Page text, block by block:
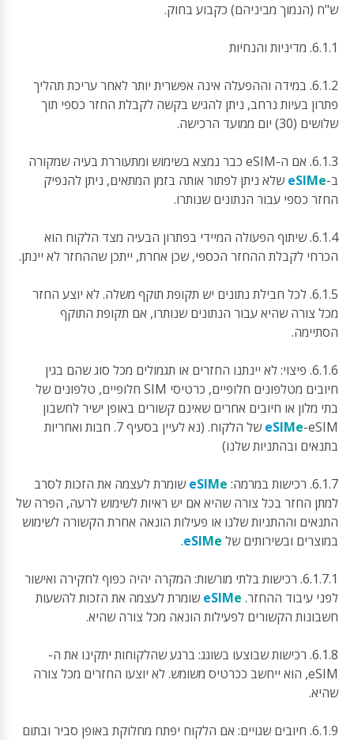
ש"ח (הנמוך מביניהם) כקבוע בחוק.
6.1.1. מדיניות והנחיות
6.1.2. במידה וההפעלה אינה אפשרית יותר לאחר עריכת תהליך
פתרון בעיות נרחב, ניתן להגיש בקשה לקבלת החזר כספי תוך
שלושים (30) יום ממועד הרכישה.
6.1.3. אם ה-eSIM כבר נמצא בשימוש ומתעוררת בעיה שמקורה
ב-eSIMe שלא ניתן לפתור אותה בזמן המתאים, ניתן להנפיק
החזר כספי עבור הנתונים שנותרו.
6.1.4. שיתוף הפעולה המיידי בפתרון הבעיה מצד הלקוח הוא
הכרחי לקבלת ההחזר הכספי, שכן אחרת, ייתכן שההחזר לא יינתן.
6.1.5. לכל חבילת נתונים יש תקופת תוקף משלה. לא יוצע החזר
מכל צורה שהיא עבור הנתונים שנותרו, אם תקופת התוקף
הסתיימה.
6.1.6. פיצוי: לא יינתנו החזרים או תגמולים מכל סוג שהם בגין
חיובים מטלפונים חלופיים, כרטיסי SIM חלופיים, טלפונים של
בתי מלון או חיובים אחרים שאינם קשורים באופן ישיר לחשבון
eSIMe
-eSIM של הלקוח. (נא לעיין בסעיף 7. חבות ואחריות
בתנאים ובהתניות שלנו)
6.1.7. רכישות במרמה: eSIMe שומרת לעצמה את הזכות לסרב
למתן החזר בכל צורה שהיא אם יש ראיות לשימוש לרעה, הפרה של
התנאים וההתניות שלנו או פעילות הונאה אחרת הקשורה לשימוש
במוצרים ובשירותים של eSIMe
.
6.1.7.1. רכישות בלתי מורשות: המקרה יהיה כפוף לחקירה ואישור
לפני עיבוד ההחזר. eSIMe שומרת לעצמה את הזכות להשעות
חשבונות הקשורים לפעילות הונאה מכל צורה שהיא.
6.1.8. רכישות שבוצעו בשוגג: ברגע שהלקוחות יתקינו את ה-
eSIM, הוא ייחשב ככרטיס משומש. לא יוצעו החזרים מכל צורה
שהיא.
6.1.9. חיובים שגויים: אם הלקוח יפתח מחלוקת באופן סביר ובתום